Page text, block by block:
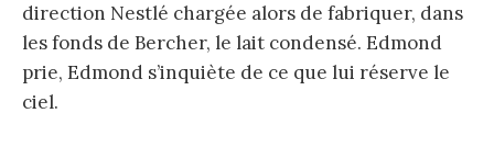
direction Nestlé chargée alors de fabriquer, dans
les fonds de Bercher, le lait condensé. Edmond
prie, Edmond s’inquiète de ce que lui réserve le
ciel.